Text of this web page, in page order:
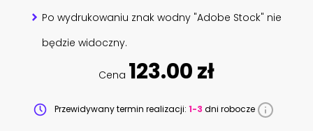
Po wydrukowaniu znak wodny "Adobe Stock" nie
będzie widoczny.
Cena 123.00 zł
Przewidywany termin realizacji: 1-3 dni robocze